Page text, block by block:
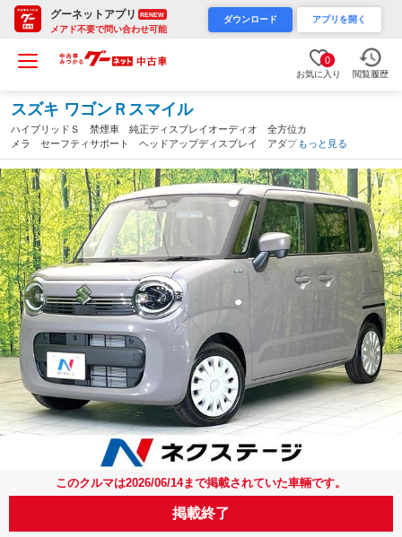
グーネットアプリ RENEW
メアド不要で問い合わせ可能
ダウンロード アプリを開く
0
お気に入り 閲覧履歴
スズキ ワゴンＲスマイル
ハイブリッドＳ 禁煙車 純正ディスプレイオーディオ 全方位カ
メラ セーフティサポート ヘッドアップディスプレイ アダプテ
ィブクルーズコントロール ＬＥＤヘッドライト シートヒータ
ー オートライト シートアンダーＢＯＸ（静岡県）
もっと見る
このクルマは2026/06/14まで掲載されていた車輛です。
掲載終了